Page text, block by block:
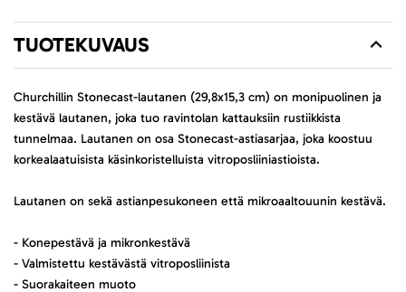
TUOTEKUVAUS
Churchillin Stonecast-lautanen (29,8x15,3 cm) on monipuolinen ja
kestävä lautanen, joka tuo ravintolan kattauksiin rustiikkista
tunnelmaa. Lautanen on osa Stonecast-astiasarjaa, joka koostuu
korkealaatuisista käsinkoristelluista vitroposliiniastioista.
Lautanen on sekä astianpesukoneen että mikroaaltouunin kestävä.
- Konepestävä ja mikronkestävä
- Valmistettu kestävästä vitroposliinista
- Suorakaiteen muoto